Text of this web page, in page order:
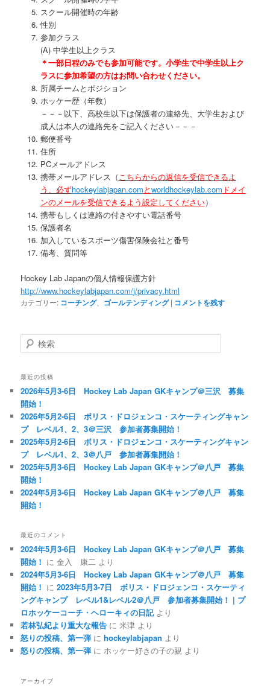
スクール開催時の年齢
性別
参加クラス
(A) 中学生以上クラス
＊一部日程のみでも参加可能です。小学生で中学生以上ク
ラスに参加希望の方はお問い合わせください。
所属チームとポジション
ホッケー歴（年数）
－－－以下、高校生以下は保護者の連絡先、大学生および
成人は本人の連絡先をご記入ください－－－
郵便番号
住所
PCメールアドレス
携帯メールアドレス（こちらからの返信を受信できるよ
う、必ずhockeylabjapan.comとworldhockeylab.com ドメイ
ンのメールを受信できるよう設定してください）
携帯もしくは連絡の付きやすい電話番号
保護者名
加入しているスポーツ傷害保険会社と番号
備考、質問等
Hockey Lab Japanの個人情報保護方針
http://www.hockeylabjapan.com/j/privacy.html
カテゴリー: コーチング、 ゴールテンディング | コメントを残す
検
索
最近の投稿
2026年5月3-6日 Hockey Lab Japan GKキャンプ＠三沢 募集
開始！
2026年5月2-6日 ボリス・ドロジェンコ・スケーティングキャン
プ レベル1、2、3＠三沢 参加者募集開始！
2025年5月2-6日 ボリス・ドロジェンコ・スケーティングキャン
プ レベル1、2、3＠八戸 参加者募集開始！
2025年5月3-6日 Hockey Lab Japan GKキャンプ＠八戸 募集
開始！
2024年5月3-6日 Hockey Lab Japan GKキャンプ＠八戸 募集
開始！
最近のコメント
2024年5月3-6日 Hockey Lab Japan GKキャンプ＠八戸 募集
開始！ に金入 康二 より
2024年5月3-6日 Hockey Lab Japan GKキャンプ＠八戸 募集
開始！ に2023年5月3-7日 ボリス・ドロジェンコ・スケーティ
ングキャンプ レベル1&レベル2＠八戸 参加者募集開始！ | プ
ロホッケーコーチ・ヘローキィの日記より
若林弘紀より重大な報告 に米津 より
怒りの投稿、第一弾 にhockeylabjapan より
怒りの投稿、第一弾 にホッケー好きの子の親 より
アーカイブ